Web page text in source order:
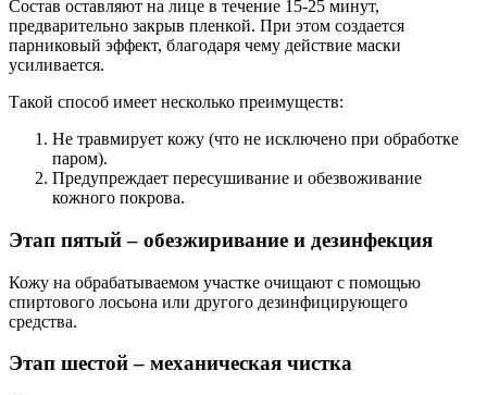
Состав оставляют на лице в течение 15-25 минут,
предварительно закрыв пленкой. При этом создается
парниковый эффект, благодаря чему действие маски
усиливается.
Такой способ имеет несколько преимуществ:
Не травмирует кожу (что не исключено при обработке
паром).
Предупреждает пересушивание и обезвоживание
кожного покрова.
Этап пятый – обезжиривание и дезинфекция
Кожу на обрабатываемом участке очищают с помощью
спиртового лосьона или другого дезинфицирующего
средства.
Этап шестой – механическая чистка